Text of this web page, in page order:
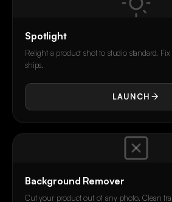
Spotlight
Relight a product shot to studio standard.
ships.
LAUNCH
Background Remover
Cut your product out of any photo. Clean